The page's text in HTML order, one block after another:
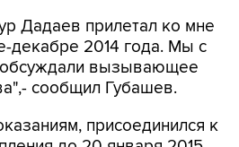
Дадаев прилетал ко мне
декабре 2014 года. Мы с
обсуждали вызывающее
сообщил Губашев.
присоединился к